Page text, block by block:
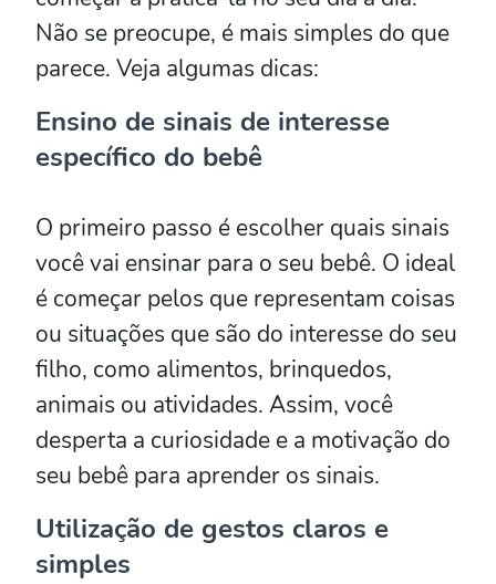
Não se preocupe, é mais simples do que
parece. Veja algumas dicas:
Ensino de sinais de interesse
específico do bebê
O primeiro passo é escolher quais sinais
você vai ensinar para o seu bebê. O ideal
é começar pelos que representam coisas
ou situações que são do interesse do seu
filho, como alimentos, brinquedos,
animais ou atividades. Assim, você
desperta a curiosidade e a motivação do
seu bebê para aprender os sinais.
Utilização de gestos claros e
simples